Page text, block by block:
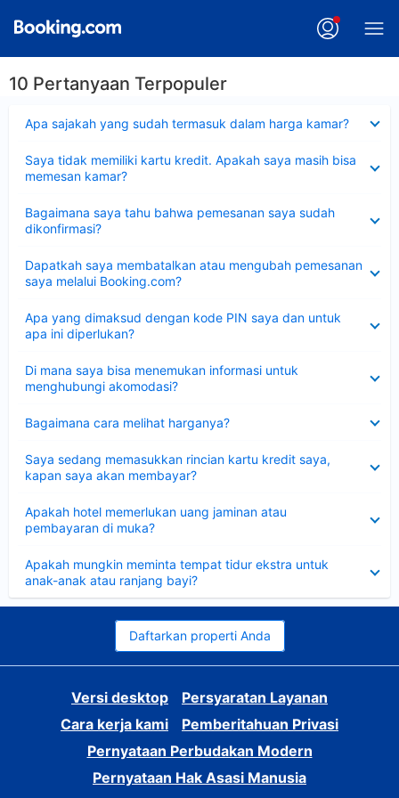
10 Pertanyaan Terpopuler
Apa sajakah yang sudah termasuk dalam harga kamar?
Saya tidak memiliki kartu kredit. Apakah saya masih bisa
memesan kamar?
Bagaimana saya tahu bahwa pemesanan saya sudah
dikonfirmasi?
Dapatkah saya membatalkan atau mengubah pemesanan
saya melalui Booking.com?
Apa yang dimaksud dengan kode PIN saya dan untuk
apa ini diperlukan?
Di mana saya bisa menemukan informasi untuk
menghubungi akomodasi?
Bagaimana cara melihat harganya?
Saya sedang memasukkan rincian kartu kredit saya,
kapan saya akan membayar?
Apakah hotel memerlukan uang jaminan atau
pembayaran di muka?
Apakah mungkin meminta tempat tidur ekstra untuk
anak-anak atau ranjang bayi?
Daftarkan properti Anda
Versi desktop
Persyaratan Layanan
Cara kerja kami
Pemberitahuan Privasi
Pernyataan Perbudakan Modern
Pernyataan Hak Asasi Manusia